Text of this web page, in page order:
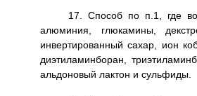
17. Способ по п.1, где
алюминия, глюкамины,
инвертированный сахар, ион
диэтиламинборан,
альдоновый лактон и сульфиды.